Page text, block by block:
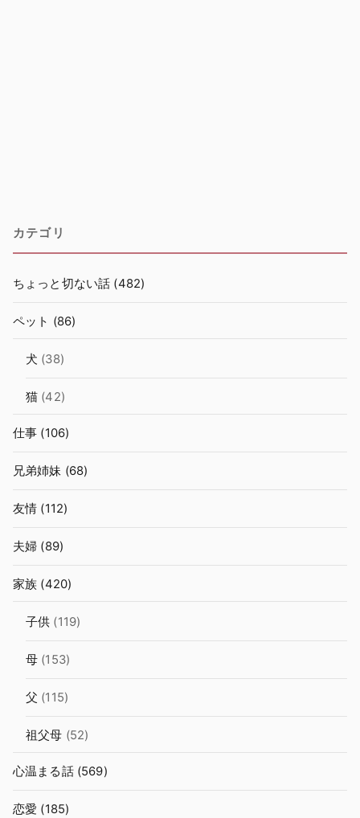
カテゴリ
ちょっと切ない話 (482)
ペット (86)
犬 (38)
猫 (42)
仕事 (106)
兄弟姉妹 (68)
友情 (112)
夫婦 (89)
家族 (420)
子供 (119)
母 (153)
父 (115)
祖父母 (52)
心温まる話(569)
恋愛 (185)